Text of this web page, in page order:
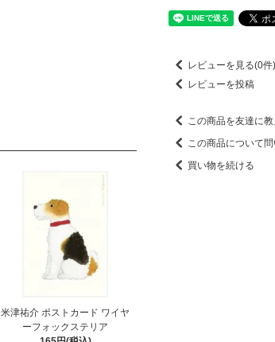
米津祐介 ポストカード ワイヤ
ーフォックステリア
レビューを見る(0件)
レビューを投稿
この商品を友達に教
この商品について
買い物を続ける